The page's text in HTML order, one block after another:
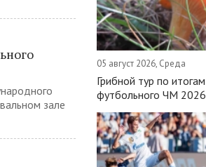
зале
05 август 2026, Среда
Грибной тур по итогам
футбольного ЧМ 2026